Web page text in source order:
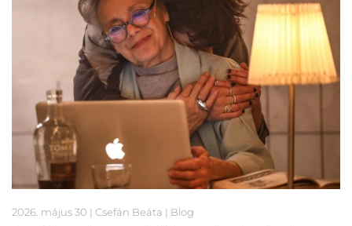
2026. május 30 | Csefán Beáta | Blog